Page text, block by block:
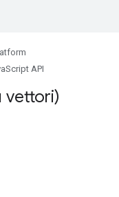
API
vettori)